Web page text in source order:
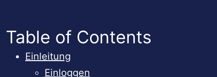
Table of Contents
Einleitung
Einloggen